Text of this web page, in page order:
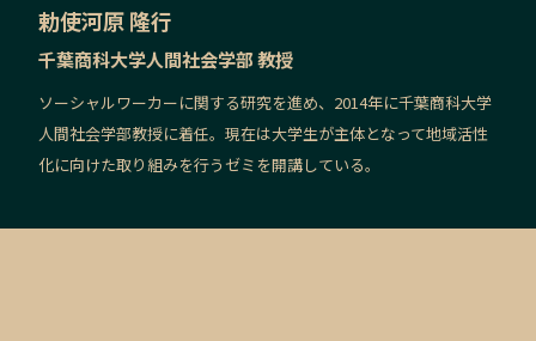
勅使河原 隆行
千葉商科大学人間社会学部 教授
ソーシャルワーカーに関する研究を進め、2014年に千葉商科大学
人間社会学部教授に着任。現在は大学生が主体となって地域活性
化に向けた取り組みを行うゼミを開講している。